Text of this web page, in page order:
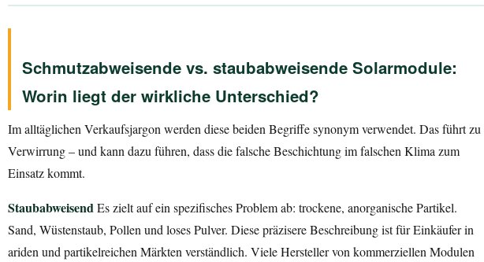
Schmutzabweisende vs. staubabweisende Solarmodule:
Worin liegt der wirkliche Unterschied?
Im alltäglichen Verkaufsjargon werden diese beiden Begriffe synonym verwendet. Das führt zu
Verwirrung – und kann dazu führen, dass die falsche Beschichtung im falschen Klima zum
Einsatz kommt.
StaubabweisendEs zielt auf ein spezifisches Problem ab: trockene, anorganische Partikel.
Sand, Wüstenstaub, Pollen und loses Pulver. Diese präzisere Beschreibung ist für Einkäufer in
ariden und partikelreichen Märkten verständlich. Viele Hersteller von kommerziellen Modulen